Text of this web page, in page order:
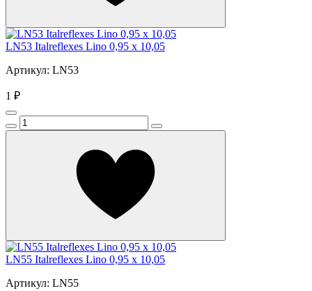
LN53 Italreflexes Lino 0,95 x 10,05
Артикул: LN53
1 ₽
LN55 Italreflexes Lino 0,95 x 10,05
Артикул: LN55